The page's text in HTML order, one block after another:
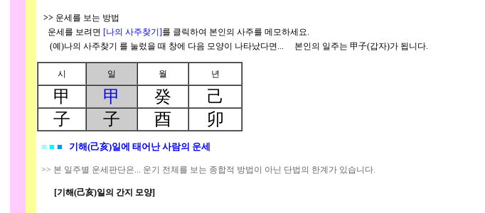
>> 운세를 보는 방법
운세를 보려면 [나의 사주찾기]를 클릭하여 본인의 사주를 메모하세요.
(예)나의 사주찾기 를 눌렀을 때 창에 다음 모양이 나타났다면... 본인의 일주는 甲子(갑자)가 됩니다.
시 일 월 년
甲 甲 癸
己
子
子 酉 卯
■ ■ ■ 기해(己亥)일에 태어난 사람의 운세
>> 본 일주별 운세판단은... 운기 전체를 보는 종합적 방법이 아닌 단법의 한계가 있습니다.
[기해(己亥)일의 간지 모양]